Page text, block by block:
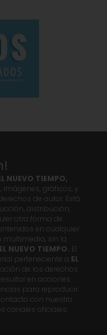
NUEVO TIEMPO,
gráficos, y
de autor. Está
distribución,
otra forma de
en cualquier
multimedia, sin la
EL NUEVO TIEMPO. El
perteneciente a EL
de los derechos
en acciones
para reproducir
con nuestro
canales oficiales.